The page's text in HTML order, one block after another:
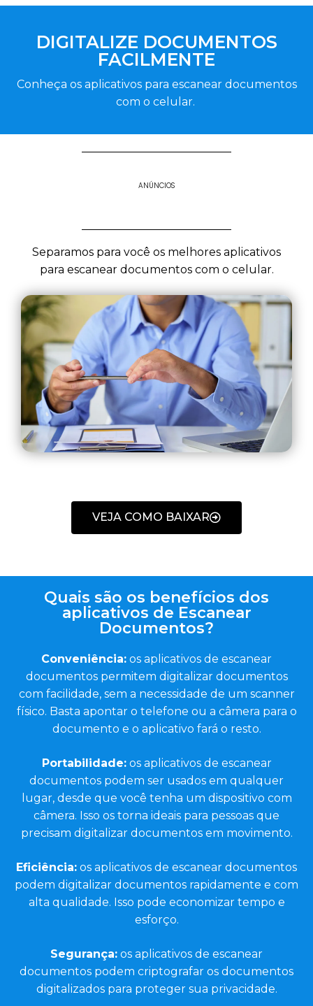
DIGITALIZE DOCUMENTOS
FACILMENTE
Conheça os aplicativos para escanear documentos
com o celular.
ANÚNCIOS
Separamos para você os melhores aplicativos
para escanear documentos com o celular.
VEJA COMO BAIXAR
Quais são os benefícios dos
aplicativos de Escanear
Documentos?
Conveniência: os aplicativos de escanear
documentos permitem digitalizar documentos
com facilidade, sem a necessidade de um scanner
físico. Basta apontar o telefone ou a câmera para o
documento e o aplicativo fará o resto.
Portabilidade:os aplicativos de escanear
documentos podem ser usados em qualquer
lugar, desde que você tenha um dispositivo com
câmera. Isso os torna ideais para pessoas que
precisam digitalizar documentos em movimento.
Eficiência: os aplicativos de escanear documentos
podem digitalizar documentos rapidamente e com
alta qualidade. Isso pode economizar tempo e
esforço.
Segurança: os aplicativos de escanear
documentos podem criptografar os documentos
digitalizados para proteger sua privacidade.